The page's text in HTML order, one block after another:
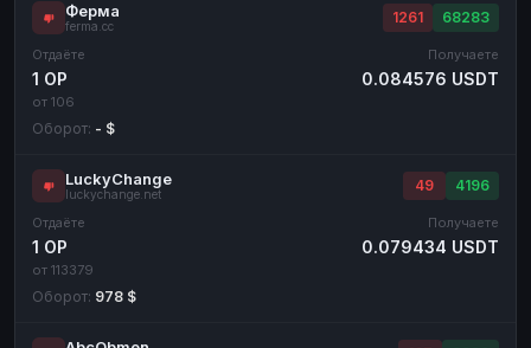
Ферма
ferma.cc
1261 68283
Отдаёте
1 OP
от 106
Получаете
0.084576 USDT
Оборот: - $
LuckyChange
luckychange.net
49 4196
Отдаёте
1 OP
от 113379
Получаете
0.079434 USDT
Оборот: 978 $